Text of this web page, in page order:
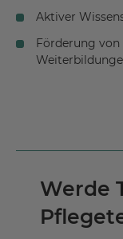
Aktiver
Förderung
Werde